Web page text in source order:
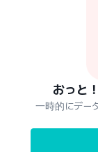
おっと
一時的にデー